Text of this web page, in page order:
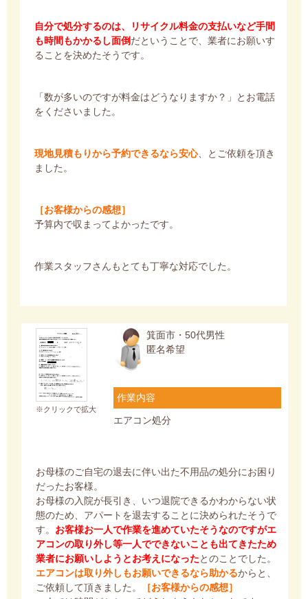
自分で処分するのは、リサイクル料金の支払いなど手間
も時間もかかるし面倒だということで、業者にお願いす
ることを決めたそうです。
「数が多いのですが料金はどうなりますか？」とお電話
をくださいました。
現地見積もりから予約できるなら安心、とご依頼を頂き
ました。
［お客様からの感想］
予算内で収まってよかったです。
作業スタッフさんもとても丁寧な対応でした。
※クリックで拡大
箕面市・50代男性
匿名希望
作業内容
エアコン処分
お母様のご自宅の退去に伴い出た不用品の処分にお困り
だったお客様。
お母様の入院が長引き、いつ退院できるかわからない状
態のため、アパートを退去することに決められたそうで
す。 お客様お一人で作業を進めていたそうなのですがエ
アコンの取り外し等一人でできないことも出てきたため
業者にお願いしようとお考えになったとのことでした。
エアコンは取り外しもお願いできるなら助かるからと、
ご依頼して頂きました。
［お客様からの感想］